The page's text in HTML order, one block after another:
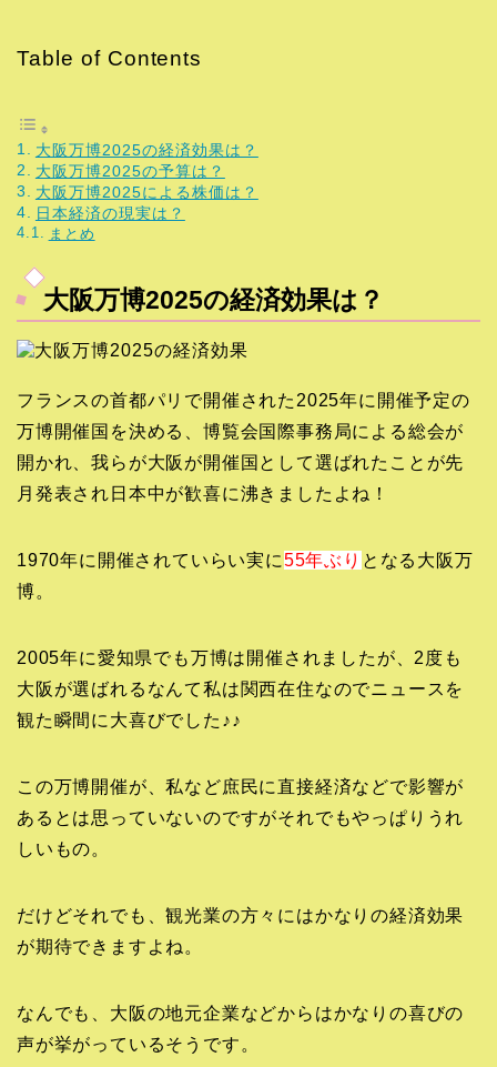
Table of Contents
大阪万博2025の経済効果は？
大阪万博2025の予算は？
大阪万博2025による株価は？
日本経済の現実は？
まとめ
大阪万博2025の経済効果は？
フランスの首都パリで開催された2025年に開催予定の
万博開催国を決める、博覧会国際事務局による総会が
開かれ、我らが大阪が開催国として選ばれたことが先
月発表され日本中が歓喜に沸きましたよね！
1970年に開催されていらい実に55年ぶり となる大阪万
博。
2005年に愛知県でも万博は開催されましたが、2度も
大阪が選ばれるなんて私は関西在住なのでニュースを
観た瞬間に大喜びでした♪♪
この万博開催が、私など庶民に直接経済などで影響が
あるとは思っていないのですがそれでもやっぱりうれ
しいもの。
だけどそれでも、観光業の方々にはかなりの経済効果
が期待できますよね。
なんでも、大阪の地元企業などからはかなりの喜びの
声が挙がっているそうです。